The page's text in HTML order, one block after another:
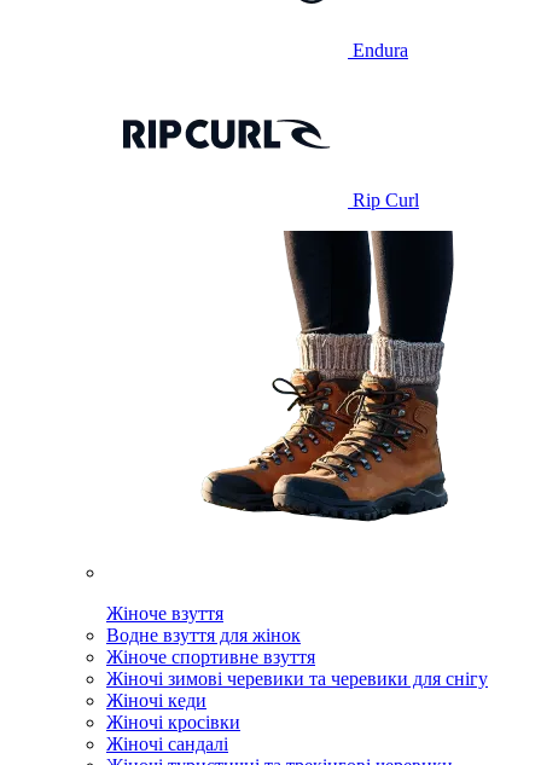
Endura
Rip Curl
Жіноче взуття
Водне взуття для жінок
Жіноче спортивне взуття
Жіночі зимові черевики та черевики для снігу
Жіночі кеди
Жіночі кросівки
Жіночі сандалі